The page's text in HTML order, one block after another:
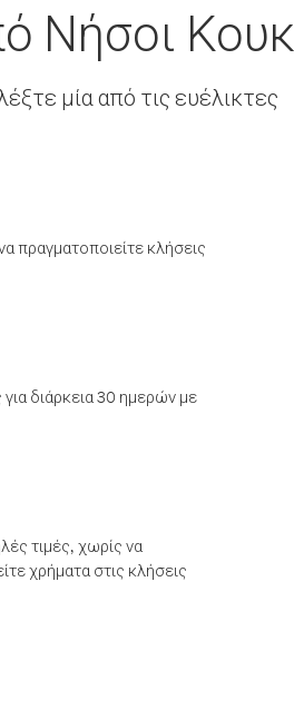
Νήσοι Κουκ
μία από τις ευέλικτες
πραγματοποιείτε κλήσεις
διάρκεια 30 ημερών με
τιμές, χωρίς να
χρήματα στις κλήσεις